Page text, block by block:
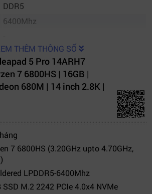
DDR5
6400Mhz
-
512GB SSD M.2 2242 PCIe 4.0x4 NVMe
Không có
14"
THÊM THÔNG SỐ
5 Pro 14ARH7
7 6800HS | 16GB |
680M | 14 inch 2.8K |
7 6800HS (3.20GHz upto 4.70GHz,
LPDDR5-6400Mhz
SSD M.2 2242 PCIe 4.0x4 NVMe